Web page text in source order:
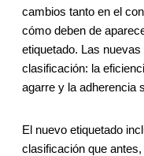
cambios tanto en el
cómo deben de
etiquetado. Las
clasificación: la
agarre y la adherencia
El nuevo etiquetado
clasificación que